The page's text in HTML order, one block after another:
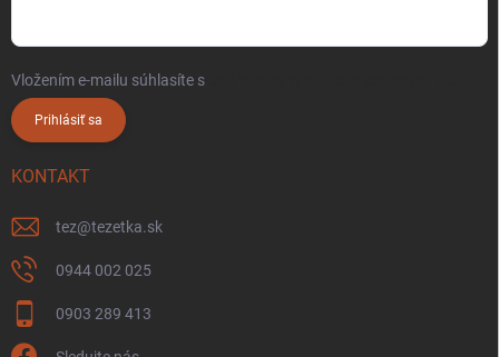
Vložením e-mailu súhlasíte s
Prihlásiť sa
KONTAKT
tez@tezetka.sk
0944 002 025
0903 289 413